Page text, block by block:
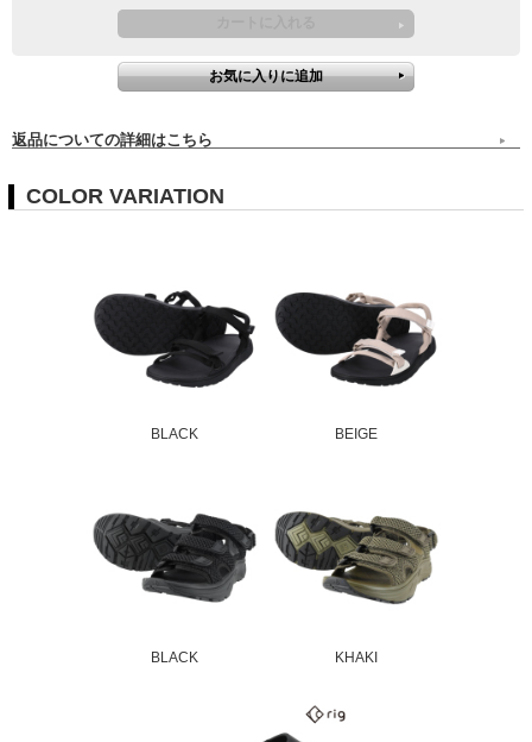
返品についての詳細はこちら
COLOR VARIATION
BLACK BEIGE
BLACK KHAKI